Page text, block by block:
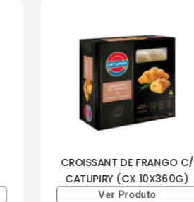
CROISSANT DE FRANGO C/
CATUPIRY (CX 10X360G)
Ver Produto